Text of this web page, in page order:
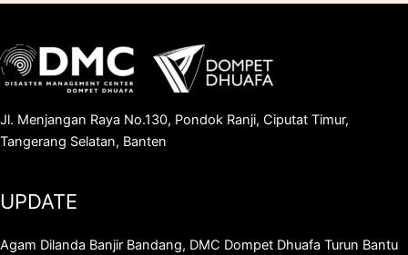
Jl. Menjangan Raya No.130, Pondok Ranji, Ciputat Timur,
Tangerang Selatan, Banten
UPDATE
Agam Dilanda Banjir Bandang, DMC Dompet Dhuafa Turun Bantu